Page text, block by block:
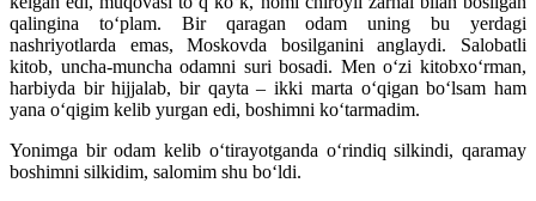
qalingina to‘plam. Bir qaragan odam uning bu yerdagi
nashriyotlarda emas, Moskovda bosilganini anglaydi. Salobatli
kitob, uncha-muncha odamni suri bosadi. Men o‘zi kitobxo‘rman,
harbiyda bir hijjalab, bir qayta – ikki marta o‘qigan bo‘lsam ham
yana o‘qigim kelib yurgan edi, boshimni ko‘tarmadim.
Yonimga bir odam kelib o‘tirayotganda o‘rindiq silkindi, qaramay
boshimni silkidim, salomim shu bo‘ldi.